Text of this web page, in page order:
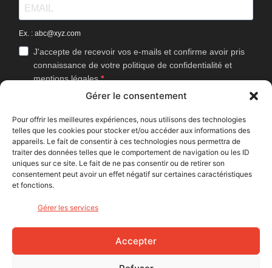
Gérer le consentement
Pour offrir les meilleures expériences, nous utilisons des technologies
telles que les cookies pour stocker et/ou accéder aux informations des
appareils. Le fait de consentir à ces technologies nous permettra de
traiter des données telles que le comportement de navigation ou les ID
uniques sur ce site. Le fait de ne pas consentir ou de retirer son
consentement peut avoir un effet négatif sur certaines caractéristiques
et fonctions.
Gérer les services
Accepter
Ex. : abc@xyz.com
J'accepte de recevoir vos e-mails et confirme avoir pris
connaissance de votre politique de confidentialité et
mentions légales.
Vous pouvez vous désinscrire à tout moment en cliquant sur le lien
J'accepte que Bike Café mesure l'ouverture des
newsletters afin d'améliorer les contenus proposés.
S'INSCRIRE
NOUS SUIVRE